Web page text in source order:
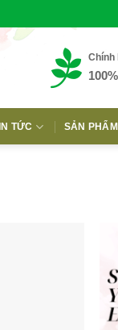
Chính
TỨC SẢN PHẨM